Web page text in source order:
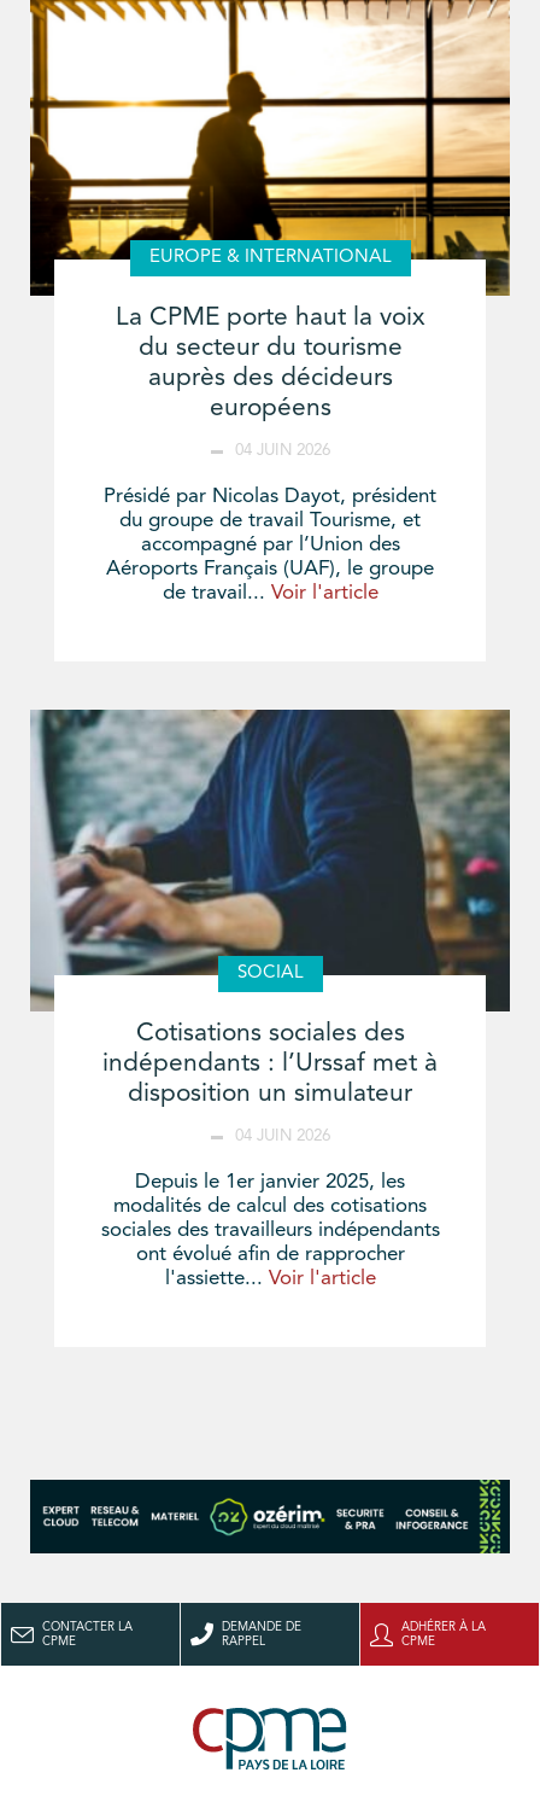
EUROPE & INTERNATIONAL
La CPME porte haut la voix
du secteur du tourisme
auprès des décideurs
européens
04 JUIN 2026
Présidé par Nicolas Dayot, président
du groupe de travail Tourisme, et
accompagné par l’Union des
Aéroports Français (UAF), le groupe
de travail... Voir l'article
SOCIAL
Cotisations sociales des
indépendants : l’Urssaf met à
disposition un simulateur
04 JUIN 2026
Depuis le 1er janvier 2025, les
modalités de calcul des cotisations
sociales des travailleurs indépendants
ont évolué afin de rapprocher
l'assiette... Voir l'article
CONTACTER LA
CPME
DEMANDE DE
RAPPEL
ADHÉRER À LA
CPME